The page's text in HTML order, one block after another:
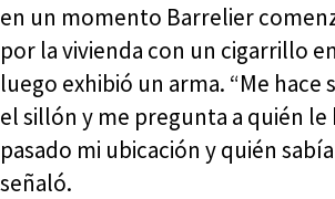
en un momento Barrelier
por la vivienda con un cigarrillo
luego exhibió un arma. “Me hace
el sillón y me pregunta a quién le
pasado mi ubicación y quién
señaló.